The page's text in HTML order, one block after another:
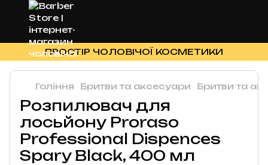
ПРОСТІР ЧОЛОВІЧОЇ КОСМЕТИКИ
Гоління Бритви та аксесуари Бритви та
Розпилювач для
лосьйону Proraso
Professional Dispences
Spary Black, 400 мл